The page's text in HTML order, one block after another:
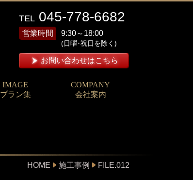
TEL 045-778-6682
営業時間 9:30～18:00
(日曜･祝日を除く)
お問い合わせはこちら
IMAGE
プラン集
COMPANY
会社案内
HOME 施工事例 FILE.012